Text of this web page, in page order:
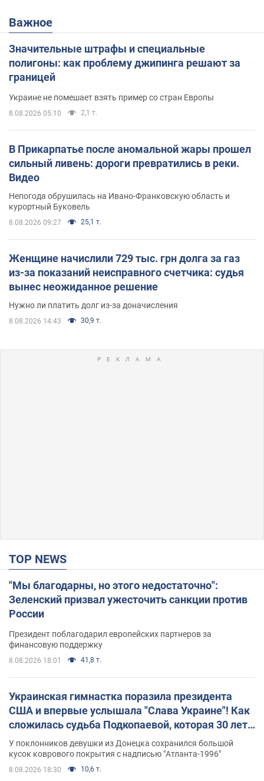
Важное
Значительные штрафы и специальные
полигоны: как проблему джипинга решают за
границей
Украине не помешает взять пример со стран Европы
8.08.2026 05:10 2,1 т.
В Прикарпатье после аномальной жары прошел
сильный ливень: дороги превратились в реки.
Видео
Непогода обрушилась на Ивано-Франковскую область и
курортный Буковель
8.08.2026 09:27 25,1 т.
Женщине начислили 729 тыс. грн долга за газ
из-за показаний неисправного счетчика: судья
вынес неожиданное решение
Нужно ли платить долг из-за доначисления
8.08.2026 14:43 30,9 т.
TOP NEWS
"Мы благодарны, но этого недостаточно":
Зеленский призвал ужесточить санкции против
России
Президент поблагодарил европейских партнеров за
финансовую поддержку
8.08.2026 18:01 41,8 т.
Украинская гимнастка поразила президента
США и впервые услышала "Слава Украине"! Как
сложилась судьба Подкопаевой, которая 30 лет
назад завоевала "золото" Олимпиады
У поклонников девушки из Донецка сохранился большой
кусок коврового покрытия с надписью "Атланта-1996"
8.08.2026 18:30 10,6 т.